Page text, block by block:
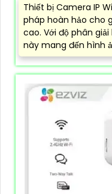
Thiết bị Camera IP
pháp hoàn hảo cho
cao. Với độ phân
này mang đến hình